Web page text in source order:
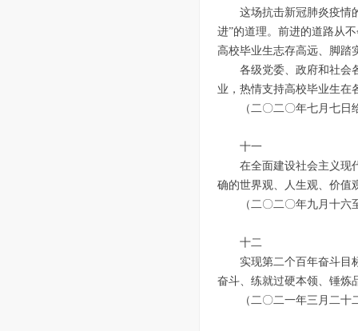
这场抗击新冠肺炎疫情
进”的道理。前进的道路从
高校毕业生志存高远、脚踏
各级党委、政府和社会
业，热情支持高校毕业生在
（二〇二〇年七月七
十一
在全面建设社会主义现
确的世界观、人生观、价值
（二〇二〇年九月十
十二
实现第二个百年奋斗目
奋斗、练就过硬本领、锤炼
（二〇二一年三月二